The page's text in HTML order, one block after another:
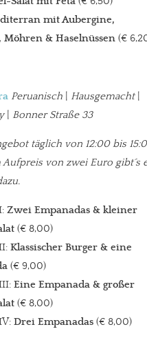
mit Aubergine,
& Haselnüssen (€
Peruanisch Hausgemacht|
| Bonner Straße 33
täglich von 12:00 bis
Aufpreis von zwei Euro gibt´s
Zwei Empanadas & kleiner
(€ 8,00)
Klassischer Burger & eine
(€ 9,00)
Eine Empanada & großer
(€ 8,00)
Drei Empanadas (€ 8,00)